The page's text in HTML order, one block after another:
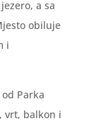
a sa
obiluje
i
Parka
vrt, balkon i